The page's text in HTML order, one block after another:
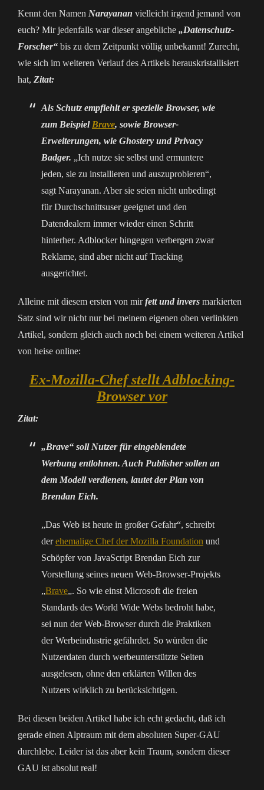
Kennt den Namen Narayanan vielleicht irgend jemand von
euch? Mir jedenfalls war dieser angebliche „Datenschutz-
Forscher“ bis zu dem Zeitpunkt völlig unbekannt! Zurecht,
wie sich im weiteren Verlauf des Artikels herauskristallisiert
hat, Zitat:
Als Schutz empfiehlt er spezielle Browser, wie
zum Beispiel Brave, sowie Browser-
Erweiterungen, wie Ghostery und Privacy
Badger. „Ich nutze sie selbst und ermuntere
jeden, sie zu installieren und auszuprobieren“,
sagt Narayanan. Aber sie seien nicht unbedingt
für Durchschnittsuser geeignet und den
Datendealern immer wieder einen Schritt
hinterher. Adblocker hingegen verbergen zwar
Reklame, sind aber nicht auf Tracking
ausgerichtet.
Alleine mit diesem ersten von mirfett und invers markierten
Satz sind wir nicht nur bei meinem eigenen oben verlinkten
Artikel, sondern gleich auch noch bei einem weiteren Artikel
von heise online:
Ex-Mozilla-Chef stellt Adblocking-
Browser vor
Zitat:
„Brave“ soll Nutzer für eingeblendete
Werbung entlohnen. Auch Publisher sollen an
dem Modell verdienen, lautet der Plan von
Brendan Eich.
„Das Web ist heute in großer Gefahr“, schreibt
derehemalige Chef der Mozilla Foundation und
Schöpfer von JavaScript Brendan Eich zur
Vorstellung seines neuen Web-Browser-Projekts
„Brave„. So wie einst Microsoft die freien
Standards des World Wide Webs bedroht habe,
sei nun der Web-Browser durch die Praktiken
der Werbeindustrie gefährdet. So würden die
Nutzerdaten durch werbeunterstützte Seiten
ausgelesen, ohne den erklärten Willen des
Nutzers wirklich zu berücksichtigen.
Bei diesen beiden Artikel habe ich echt gedacht, daß ich
gerade einen Alptraum mit dem absoluten Super-GAU
durchlebe. Leider ist das aber kein Traum, sondern dieser
GAU ist absolut real!